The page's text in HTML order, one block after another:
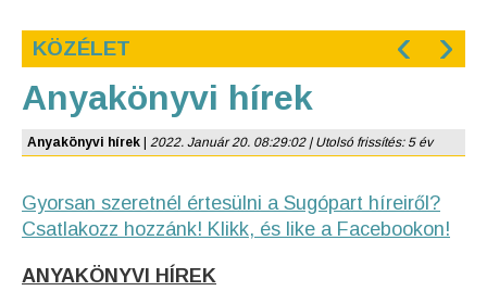
KÖZÉLET ‹ ›
Anyakönyvi hírek
Anyakönyvi hírek 2022. Január 20. 08:29:02 | Utolsó frissítés: 5 év
Gyorsan szeretnél értesülni a Sugópart híreiről?
Csatlakozz hozzánk! Klikk, és like a Facebookon!
ANYAKÖNYVI HÍREK